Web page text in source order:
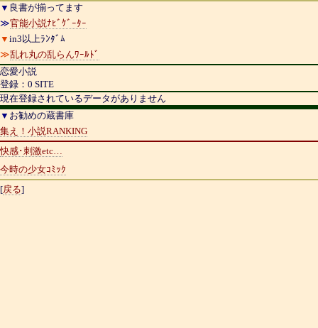
▼ 良書が揃ってます
≫官能小説ﾅﾋﾞｹﾞｰﾀｰ
▼ in3以上ﾗﾝﾀﾞﾑ
≫乱れ丸の乱らんﾜｰﾙﾄﾞ
恋愛小説
登録：0 SITE
現在登録されているデータがありません
▼ お勧めの蔵書庫
集え！小説RANKING
快感･刺激etc…
今時の少女ｺﾐｯｸ
[戻る]